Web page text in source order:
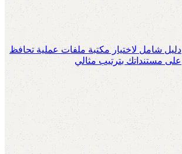
دليل شامل لاختيار مكتبة ملفات عملية تحافظ
على مستنداتك بترتيب مثالي